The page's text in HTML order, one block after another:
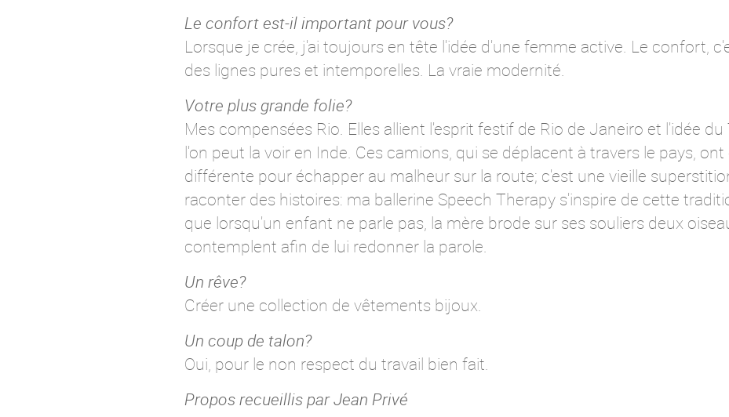
Le confort est-il important pour vous?
Lorsque je crée, j'ai toujours en tête l'idée d'une femme active. Le confort,
des lignes pures et intemporelles. La vraie modernité.
Votre plus grande folie?
Mes compensées Rio. Elles allient l'esprit festif de Rio de Janeiro et l'idée
l'on peut la voir en Inde. Ces camions, qui se déplacent à travers le pays,
différente pour échapper au malheur sur la route; c'est une vieille
raconter des histoires: ma ballerine Speech Therapy s'inspire de cette
que lorsqu'un enfant ne parle pas, la mère brode sur ses souliers deux
contemplent afin de lui redonner la parole.
Un rêve?
Créer une collection de vêtements bijoux.
Un coup de talon?
Oui, pour le non respect du travail bien fait.
Propos recueillis par Jean Privé